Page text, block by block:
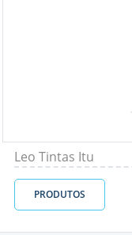
Leo Tintas Itu
PRODUTOS